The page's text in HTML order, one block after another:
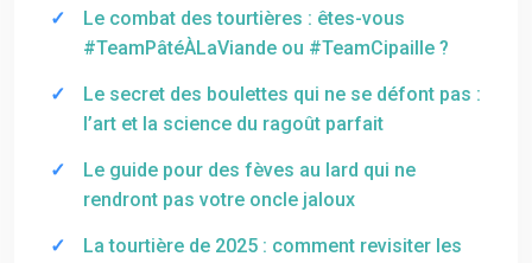
Le combat des tourtières : êtes-vous
#TeamPâtéÀLaViande ou #TeamCipaille ?
Le secret des boulettes qui ne se défont pas :
l’art et la science du ragoût parfait
Le guide pour des fèves au lard qui ne
rendront pas votre oncle jaloux
La tourtière de 2025 : comment revisiter les